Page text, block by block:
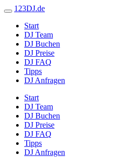
123DJ.de
Start
DJ Team
DJ Buchen
DJ Preise
DJ FAQ
Tipps
DJ Anfragen
Start
DJ Team
DJ Buchen
DJ Preise
DJ FAQ
Tipps
DJ Anfragen